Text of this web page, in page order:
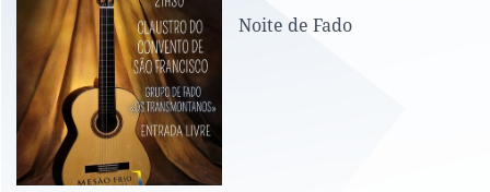
Noite de Fado